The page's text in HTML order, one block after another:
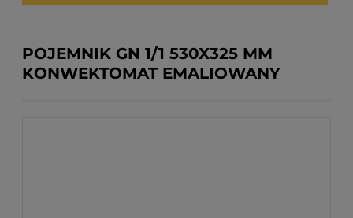
POJEMNIK GN 1/1 530X325 MM
KONWEKTOMAT EMALIOWANY